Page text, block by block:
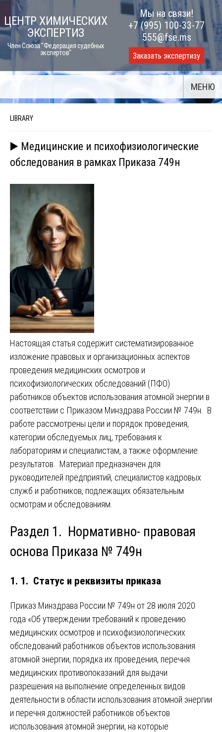
Skip
to
content
ЦЕНТР ХИМИЧЕСКИХ
ЭКСПЕРТИЗ
Член Союза "Федерация судебных
экспертов"
Мы на связи!
+7 (995) 100-33-77
555@fse.ms
Заказать экспертизу
МЕНЮ
LIBRARY
▶️ Медицинские и психофизиологические
обследования в рамках Приказа 749н
Настоящая статья содержит систематизированное
изложение правовых и организационных аспектов
проведения медицинских осмотров и
психофизиологических обследований (ПФО)
работников объектов использования атомной энергии в
соответствии с Приказом Минздрава России № 749н. В
работе рассмотрены цели и порядок проведения,
категории обследуемых лиц, требования к
лабораториям и специалистам, а также оформление
результатов. Материал предназначен для
руководителей предприятий, специалистов кадровых
служб и работников, подлежащих обязательным
осмотрам и обследованиям.
Раздел 1. Нормативно- правовая
основа Приказа № 749н
1. 1. Статус и реквизиты приказа
Приказ Минздрава России № 749н от 28 июля 2020
года «Об утверждении требований к проведению
медицинских осмотров и психофизиологических
обследований работников объектов использования
атомной энергии, порядка их проведения, перечня
медицинских противопоказаний для выдачи
разрешения на выполнение определенных видов
деятельности в области использования атомной энергии
и перечня должностей работников объектов
использования атомной энергии, на которые